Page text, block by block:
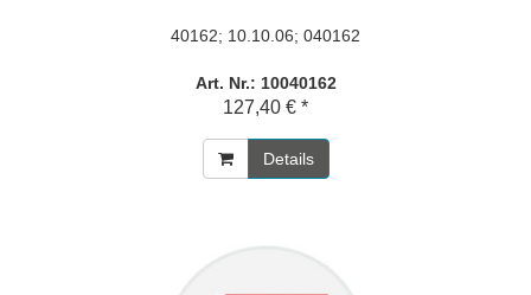
40162; 10.10.06; 040162
Art. Nr.: 10040162
127,40 € *
Details